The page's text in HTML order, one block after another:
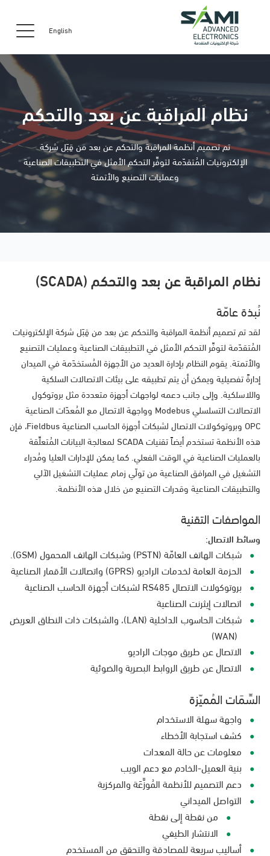
English
نظام المراقبة عن بعد والتحكم
تم تصميم أنظمة المراقبة والتحكم عن بعد من قِبَل شركة
الإلكترونيات المُتقدّمة لتوفِّر التحكم الأمثل في التطبيقات الصناعية
وعمليات التصنيع والأتمتة
نظام المراقبة عن بعد والتحكم (SCADA)
نُبذة عامّة
لقد تم تصميم أنظمة المراقبة والتحكم عن بعد من قِبَل شركة الإلكترونيات
المُتقدّمة لتوفِّر التحكم الأمثل في التطبيقات الصناعية وعمليات التصنيع
والأتمتة. يقوم النظام بإدارة العديد من الأجهزة المُستخدَمة في الميدان
إدارةً تفصيلية ويمكن أن يتم تطبيقه على بيئات الاتصالات السلكية
واللاسلكية. وإلى جانب دعمه لواجهات أجهزة متعددة مثل بروتوكول
الاتصالات التسلسلي Modebus وواجهة الاتصال مع المُعدّات الصناعية
OPC وبروتوكولات الاتصال لشبكات أجهزة الحاسب الصناعية Fieldbus، فإن
هذه الأنظمة تستخدم أيضاً تقنيات SCADA لمعالجة البيانات المُتعلِّقة
بالعمليات الصناعية في الوقت الفعلي. كما يمكن للإدارات العليا ومُدراء
التشغيل في المرافق الصناعية من تولّي زمام عمليات التشغيل الآلي
والتطبيقات الصناعية وقدرات التصنيع من خلال هذه الأنظمة.
المواصفات التقنية
وسائط الاتصال:
شبكات الهاتف العامّة (PSTN) وشبكات الهاتف المحمول (GSM).
الحزمة العامة لخدمات الراديو (GPRS) واتصالات الأقمار الصناعية
بروتوكولات الاتصال RS485 لشبكات أجهزة الحاسب الصناعية
اتصالات إيثرنت الصناعية
شبكات الحاسوب الداخلية (LAN)، والشبكات ذات النطاق العريض
(WAN)
الاتصال عن طريق موجات الراديو
الاتصال عن طريق الروابط البصرية والضوئية
السِّمَات المُميّزة
واجهة سهلة الاستخدام
كشف استجابة الأخطاء
معلومات عن حالة المعدات
بنية العميل-الخادم مع دعم الويب
دعم التصميم للأنظمة المُوزَّعَة والمركزية
التواصل الميداني
من نقطة إلى نقطة
الانتشار الطيفي
أساليب سريعة للمصادقة والتحقق من المستخدم